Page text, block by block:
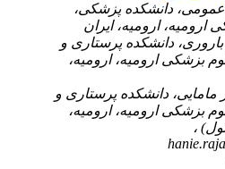
دانشکده پزشکی،
ارومیه، ایران
دانشکده پرستاری و
بزشکی ارومیه، ارومیه،
دانشکده پرستاری و
بزشکی ارومیه، ارومیه،
،